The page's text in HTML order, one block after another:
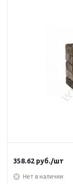
358.62 руб./шт
Нет в наличии